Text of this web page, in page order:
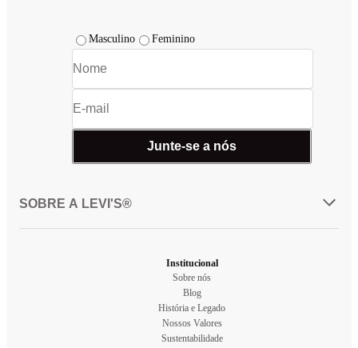
Masculino Feminino
Junte-se a nós
SOBRE A LEVI'S®
Institucional
Sobre nós
Blog
História e Legado
Nossos Valores
Sustentabilidade